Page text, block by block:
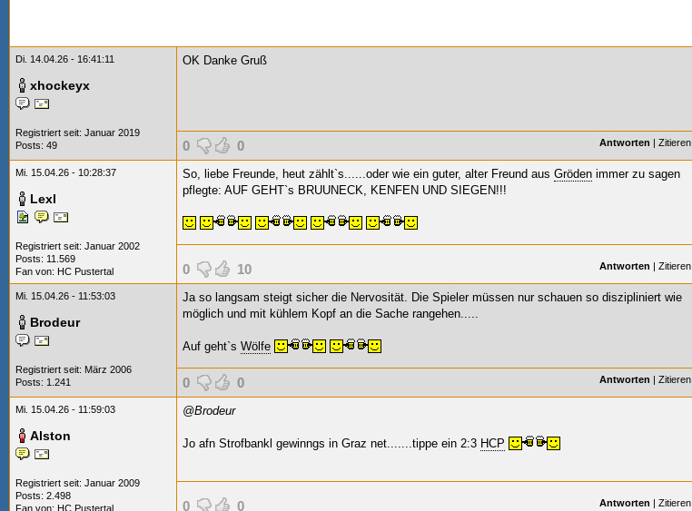
Di. 14.04.26 - 16:41:11
xhockeyx
Registriert seit: Januar 2019
Posts: 49
OK Danke Gruß
0 0 Antworten | Zitieren
Mi. 15.04.26 - 10:28:37
Lexl
Registriert seit: Januar 2002
Posts: 11.569
Fan von: HC Pustertal
So, liebe Freunde, heut zählt`s......oder wie ein guter, alter Freund aus Gröden immer zu sagen
pflegte: AUF GEHT`s BRUUNECK, KENFEN UND SIEGEN!!!
0 10 Antworten | Zitieren
Mi. 15.04.26 - 11:53:03
Brodeur
Registriert seit: März 2006
Posts: 1.241
Ja so langsam steigt sicher die Nervosität. Die Spieler müssen nur schauen so diszipliniert wie
möglich und mit kühlem Kopf an die Sache rangehen.....
Auf geht`s Wölfe
0 0 Antworten | Zitieren
Mi. 15.04.26 - 11:59:03
Alston
Registriert seit: Januar 2009
Posts: 2.498
Fan von: HC Pustertal
@Brodeur
Jo afn Strofbankl gewinngs in Graz net.......tippe ein 2:3 HCP
0 0 Antworten | Zitieren